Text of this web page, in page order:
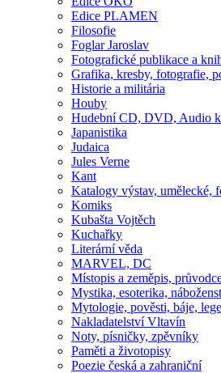
Edice PLAMEN
Filosofie
Foglar Jaroslav
Fotografické publikace a
Grafika, kresby, fotografie,
Historie a militária
Houby
Hudební CD, DVD, Audio
Japanistika
Judaica
Jules Verne
Kant
Katalogy výstav, umělecké,
Komiks
Kubašta Vojtěch
Kuchařky
Literární věda
MARVEL, DC
Místopis a zeměpis,
Mystika, esoterika,
Mytologie, pověsti, báje,
Nakladatelství Vltavín
Noty, písničky, zpěvníky
Paměti a životopisy
Poezie česká a zahraniční